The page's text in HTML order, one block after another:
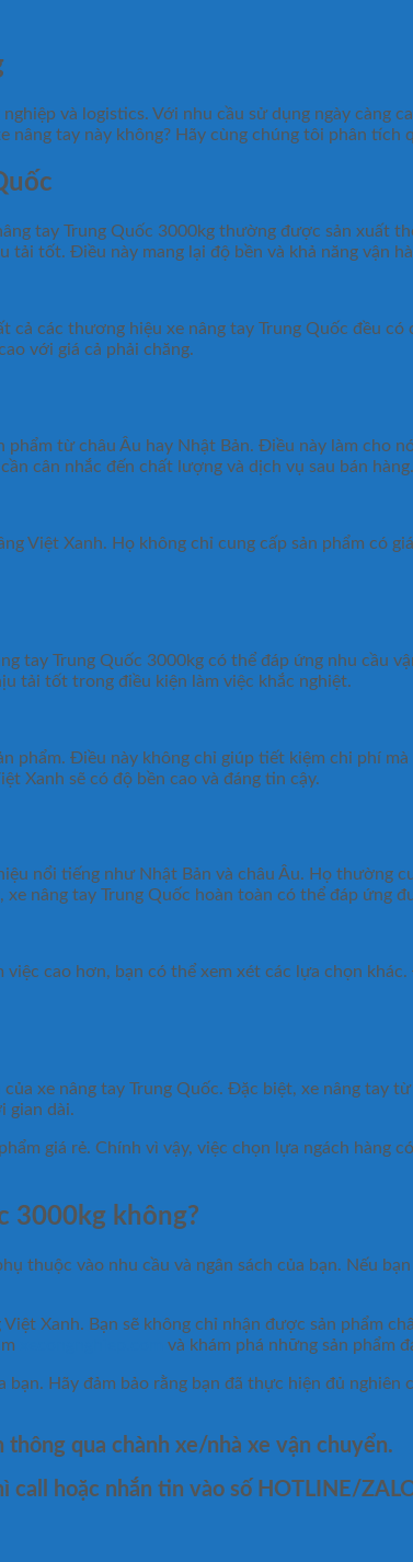
và logistics. Với nhu cầu sử dụng ngày càng
tay này không? Hãy cùng chúng tôi phân tích
tay Trung Quốc 3000kg thường được sản xuất
tốt. Điều này mang lại độ bền và khả năng vận
các thương hiệu xe nâng tay Trung Quốc đều
với giá cả phải chăng.
từ châu Âu hay Nhật Bản. Điều này làm cho
cân nhắc đến chất lượng và dịch vụ sau bán hàng.
Việt Xanh. Họ không chỉ cung cấp sản phẩm có
tay Trung Quốc 3000kg có thể đáp ứng nhu cầu
tải tốt trong điều kiện làm việc khắc nghiệt.
phẩm. Điều này không chỉ giúp tiết kiệm chi phí
Xanh sẽ có độ bền cao và đáng tin cậy.
nổi tiếng như Nhật Bản và châu Âu. Họ thường
nâng tay Trung Quốc hoàn toàn có thể đáp ứng
cao hơn, bạn có thể xem xét các lựa chọn
xe nâng tay Trung Quốc. Đặc biệt, xe nâng tay
gian dài.
giá rẻ. Chính vì vậy, việc chọn lựa ngách hàng
3000kg không?
thuộc vào nhu cầu và ngân sách của bạn. Nếu
Xanh. Bạn sẽ không chỉ nhận được sản phẩm
và khám phá những sản phẩm
Hãy đảm bảo rằng bạn đã thực hiện đủ
qua chành xe/nhà xe vận chuyển.
call hoặc nhắn tin vào số HOTLINE/